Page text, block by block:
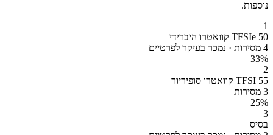
נוספות.
1
50 TFSIe קוואטרו היברידי
4 מסירות · נמכר בעיקר לפרטיים
33%
2
55 TFSI קוואטרו סופיריור
3 מסירות
25%
3
בסיס